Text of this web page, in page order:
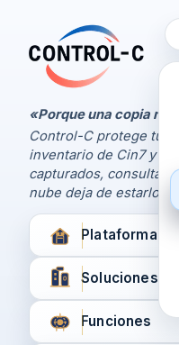
Control-C home
«Porque una copia
Control-C protege tus
inventario de Cin7 y
capturados,
nube deja de estarlo.
Plataforma
Soluciones
Funciones
Panel
Gestiona
por
Crea una